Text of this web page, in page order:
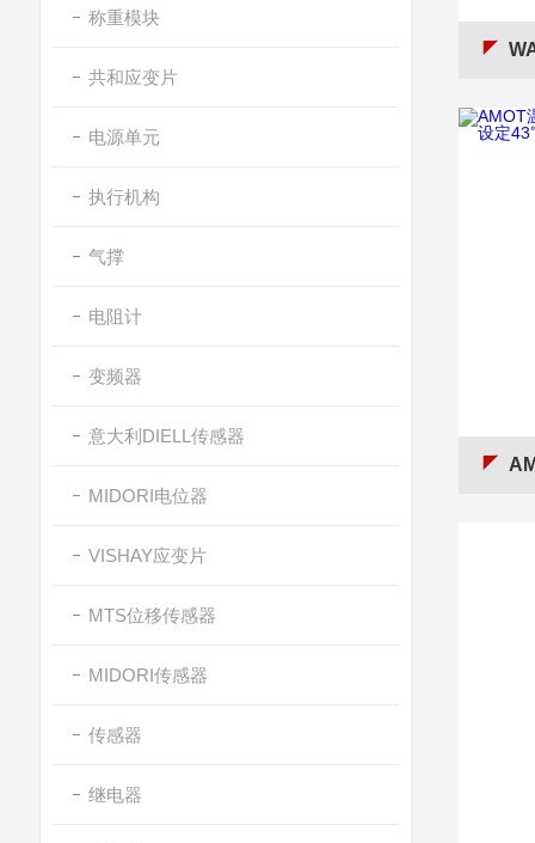
称重模块
共和应变片
电源单元
执行机构
气撑
电阻计
变频器
意大利DIELL传感器
MIDORI电位器
VISHAY应变片
MTS位移传感器
MIDORI传感器
传感器
继电器